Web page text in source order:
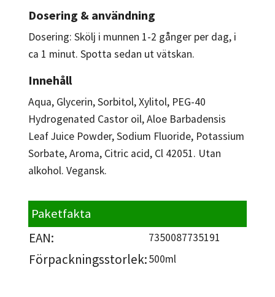
Dosering & användning
Dosering: Skölj i munnen 1-2 gånger per dag, i
ca 1 minut. Spotta sedan ut vätskan.
Innehåll
Aqua, Glycerin, Sorbitol, Xylitol, PEG-40
Hydrogenated Castor oil, Aloe Barbadensis
Leaf Juice Powder, Sodium Fluoride, Potassium
Sorbate, Aroma, Citric acid, Cl 42051. Utan
alkohol. Vegansk.
Paketfakta
EAN: 7350087735191
Förpackningsstorlek:500ml